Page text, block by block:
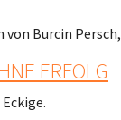
von Burcin Persch,
ERFOLG